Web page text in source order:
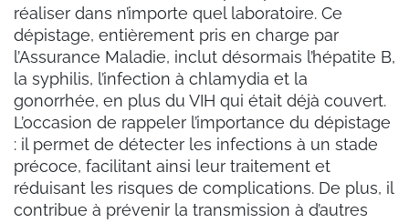
réaliser dans n’importe quel laboratoire. Ce
dépistage, entièrement pris en charge par
l’Assurance Maladie, inclut désormais l’hépatite B,
la syphilis, l’infection à chlamydia et la
gonorrhée, en plus du VIH qui était déjà couvert.
L’occasion de rappeler l’importance du dépistage
: il permet de détecter les infections à un stade
précoce, facilitant ainsi leur traitement et
réduisant les risques de complications. De plus, il
contribue à prévenir la transmission à d’autres